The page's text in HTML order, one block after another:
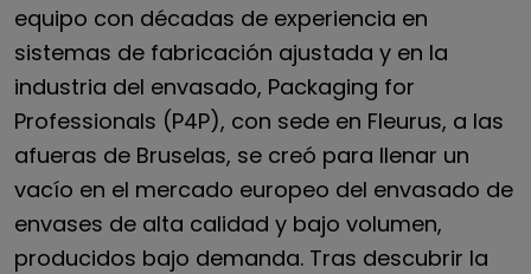
equipo con décadas de experiencia en
sistemas de fabricación ajustada y en la
industria del envasado, Packaging for
Professionals (P4P), con sede en Fleurus, a las
afueras de Bruselas, se creó para llenar un
vacío en el mercado europeo del envasado de
envases de alta calidad y bajo volumen,
producidos bajo demanda. Tras descubrir la